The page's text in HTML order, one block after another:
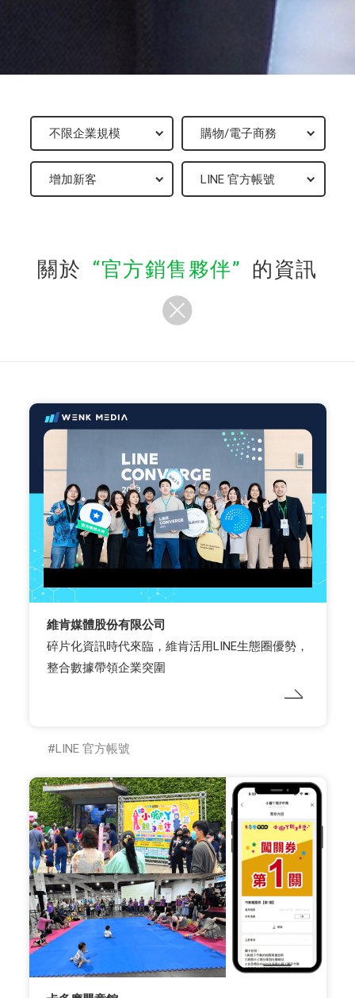
關於 官方銷售夥伴 的資訊
維肯媒體股份有限公司
碎片化資訊時代來臨，維肯活用LINE生態圈優勢，
整合數據帶領企業突圍
LINE 官方帳號